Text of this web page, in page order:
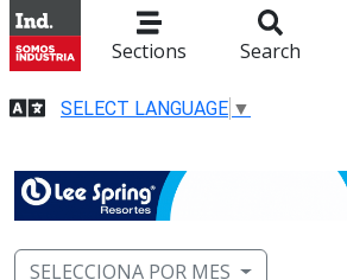
Sections Search
SELECT LANGUAGE ▼
SELECCIONA POR MES